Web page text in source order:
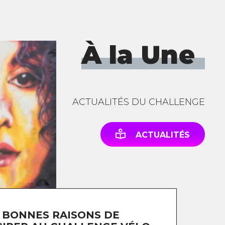
RAISONS DE
À la Une
ACTUALITÉS DU CHALLENGE
ACTUALITÉS